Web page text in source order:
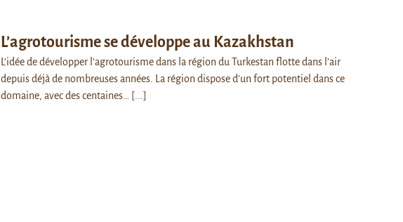
L’agrotourisme se développe au Kazakhstan
L’idée de développer l’agrotourisme dans la région du Turkestan flotte dans l’air
depuis déjà de nombreuses années. La région dispose d’un fort potentiel dans ce
domaine, avec des centaines…
[...]